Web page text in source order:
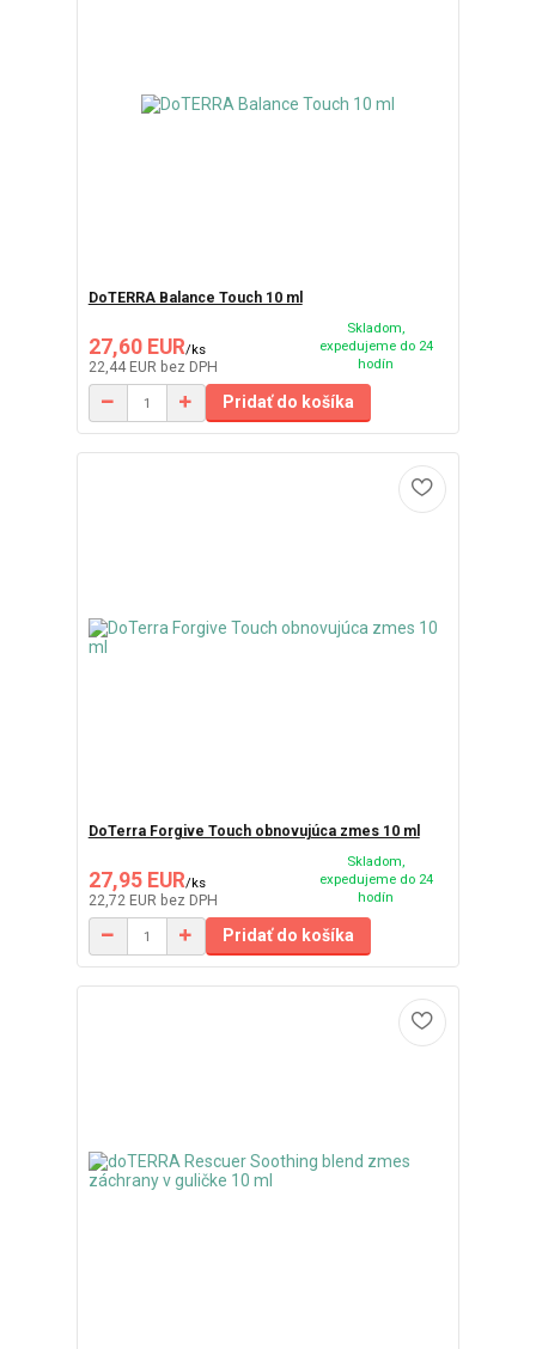
DoTERRA Balance Touch 10 ml
27,60 EUR/ks
22,44 EUR bez DPH
Skladom,
expedujeme do 24
hodín
Pridať do košíka
DoTerra Forgive Touch obnovujúca zmes 10 ml
27,95 EUR/ks
22,72 EUR bez DPH
Skladom,
expedujeme do 24
hodín
Pridať do košíka